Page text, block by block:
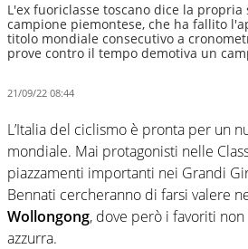
L'ex fuoriclasse toscano dice la
campione piemontese, che ha fallito
titolo mondiale consecutivo a
prove contro il tempo demotiva un
21/09/22 08:44
L’Italia del ciclismo è pronta per un
mondiale. Mai protagonisti nelle
piazzamenti importanti nei Grandi
Bennati cercheranno di farsi valere
Wollongong, dove però i favoriti
azzurra.